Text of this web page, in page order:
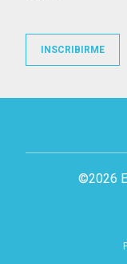
©2026
INSCRIBIRME